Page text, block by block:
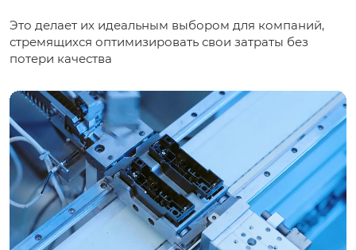
Это делает их идеальным выбором для компаний,
стремящихся оптимизировать свои затраты без
потери качества